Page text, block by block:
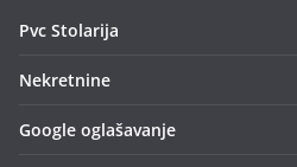
Pvc Stolarija
Nekretnine
Google oglašavanje